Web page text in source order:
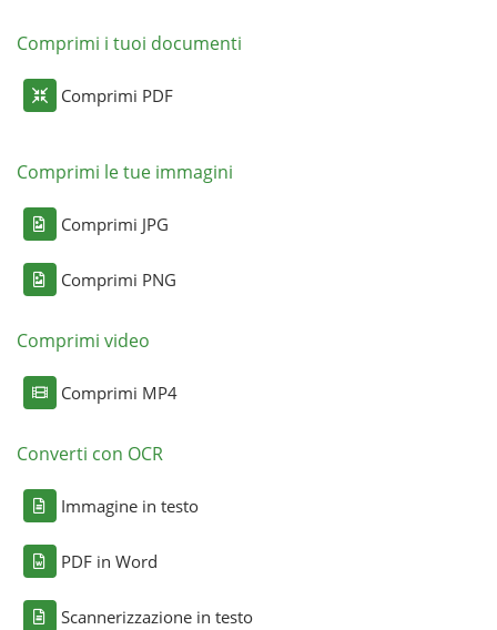
Comprimi i tuoi documenti
Comprimi PDF
Comprimi le tue immagini
Comprimi JPG
Comprimi PNG
Comprimi video
Comprimi MP4
Converti con OCR
Immagine in testo
PDF in Word
Scannerizzazione in testo